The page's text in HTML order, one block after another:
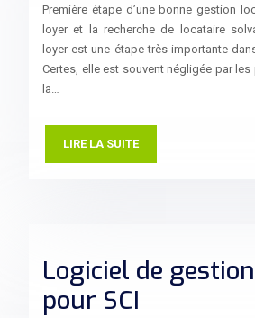
Première étape d’une bonne gestion
loyer et la recherche de locataire
loyer est une étape très importante
Certes, elle est souvent négligée par
la…
LIRE LA SUITE
Logiciel de
pour SCI